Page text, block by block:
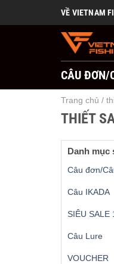
VỀ VIETNAM
CÂU ĐƠN/
Trang chủ /
THIẾT
Danh mục
Câu đơn/
Câu IKADA
SIÊU SALE
Câu Lure
VOUCHER